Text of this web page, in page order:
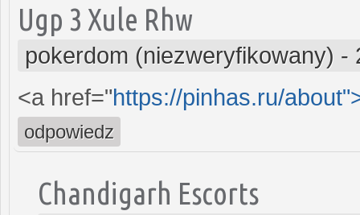
Ugp 3 Xule Rhw
pokerdom (niezweryfikowany) -
<a href="https://pinhas.ru/
odpowiedz
Chandigarh Escorts